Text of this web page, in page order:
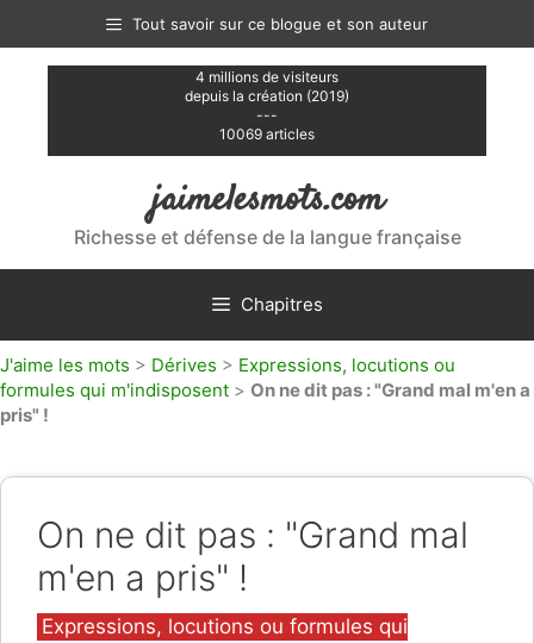
contenu
Tout savoir sur ce blogue et son auteur
4 millions de visiteurs
depuis la création (2019)
---
10069 articles
jaimelesmots.com
Richesse et défense de la langue française
Chapitres
J'aime les mots > Dérives > Expressions, locutions ou
formules qui m'indisposent > On ne dit pas : "Grand mal m'en a
pris" !
On ne dit pas : "Grand mal
m'en a pris" !
Catégories
Expressions, locutions ou formules qui